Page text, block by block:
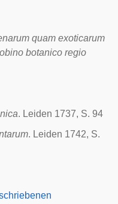
quam exoticarum
botanico regio
. Leiden 1737, S. 94
. Leiden 1742, S.